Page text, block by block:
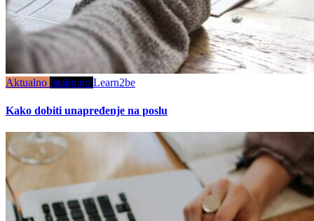
Aktualno Istaknuto Learn2be
Kako dobiti unapređenje na poslu